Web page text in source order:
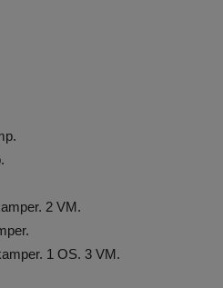
2 VM.
1 OS. 3 VM.